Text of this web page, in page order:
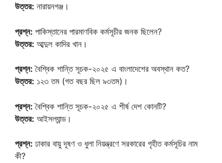
উত্তর: নারায়নগঞ্জ।
প্রশ্ন: পাকিস্তানের পারমাণবিক কর্মসূচীর জনক ছিলেন?
উত্তর: আব্দুল কাদির খান।
প্রশ্ন: বৈশ্বিক শান্তি সূচক-২০২৫ এ বাংলাদেশের অবস্থান কত?
উত্তর: ১২৩ তম (গত বছর ছিল ৯৩তম)।
প্রশ্ন: বৈশ্বিক শান্তি সূচক-২০২৫ এ শীর্ষ দেশ কোনটি?
উত্তর: আইসল্যান্ড।
প্রশ্ন: ঢাকার বায়ু দূষণ ও ধুলা নিয়ন্ত্রণে সরকারের গৃহীত কর্মসূচির নাম
কী?